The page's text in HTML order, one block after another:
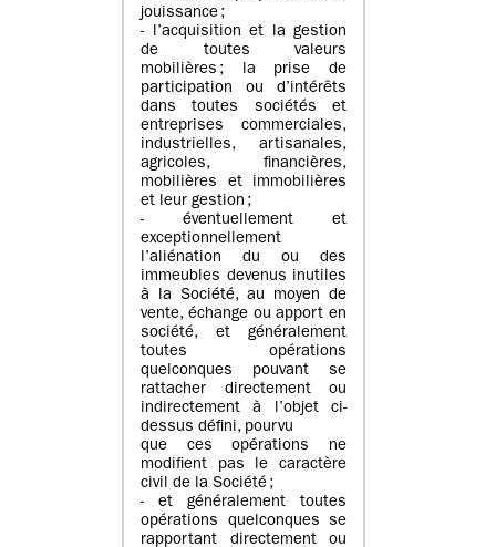
jouissance ;
- l’acquisition et la gestion
de toutes valeurs
mobilières ; la prise de
participation ou d’intérêts
dans toutes sociétés et
entreprises commerciales,
industrielles, artisanales,
agricoles, financières,
mobilières et immobilières
et leur gestion ;
- éventuellement et
exceptionnellement
l’aliénation du ou des
immeubles devenus inutiles
à la Société, au moyen de
vente, échange ou apport en
société, et généralement
toutes opérations
quelconques pouvant se
rattacher directement ou
indirectement à l’objet ci-
dessus défini, pourvu
que ces opérations ne
modifient pas le caractère
civil de la Société ;
- et généralement toutes
opérations quelconques se
rapportant directement ou